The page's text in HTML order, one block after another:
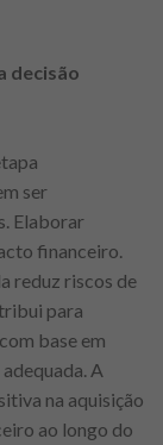
decisão
ser
Elaborar
financeiro.
reduz riscos de
para
base em
A
na aquisição
ao longo do